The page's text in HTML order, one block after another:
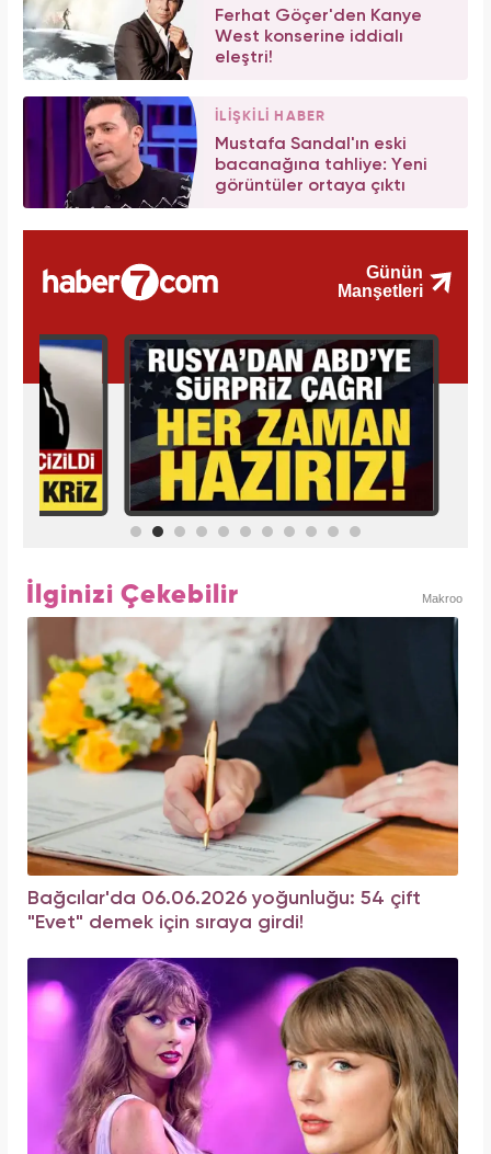
Ferhat Göçer'den Kanye
West konserine iddialı
eleştri!
İLİŞKİLİ HABER
Mustafa Sandal'ın eski
bacanağına tahliye: Yeni
görüntüler ortaya çıktı
İlginizi Çekebilir Makroo
Bağcılar'da 06.06.2026 yoğunluğu: 54 çift
"Evet" demek için sıraya girdi!